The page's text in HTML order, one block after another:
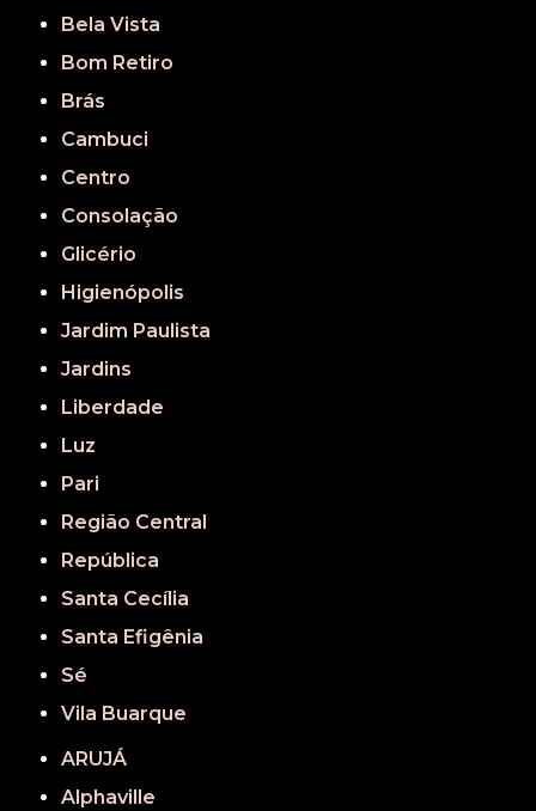
Bela Vista
Bom Retiro
Brás
Cambuci
Centro
Consolação
Glicério
Higienópolis
Jardim Paulista
Jardins
Liberdade
Luz
Pari
Região Central
República
Santa Cecília
Santa Efigênia
Sé
Vila Buarque
ARUJÁ
Alphaville